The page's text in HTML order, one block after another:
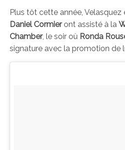
Plus tôt cette année, Velasquez
Daniel Cormieront assisté à la
Chamber, le soir où Ronda
signature avec la promotion de